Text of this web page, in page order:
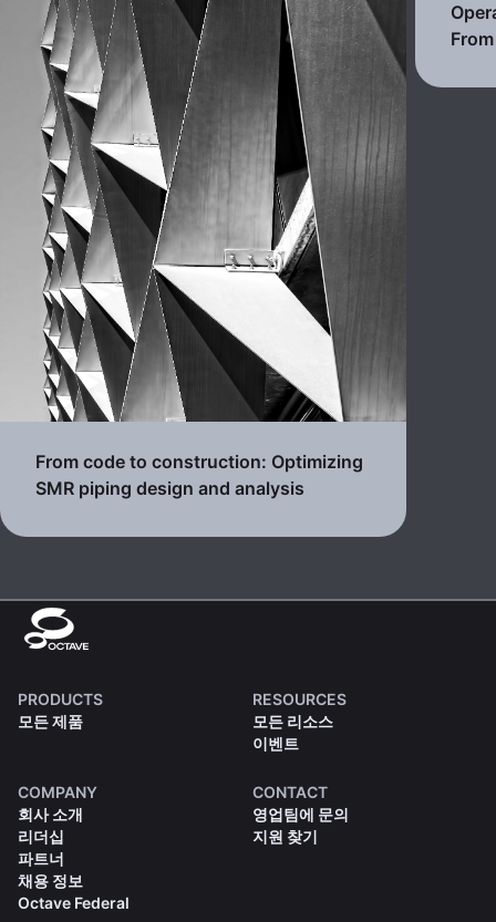
From code to construction: Optimizing
SMR piping design and analysis
PRODUCTS
모든 제품
RESOURCES
모든 리소스
이벤트
COMPANY
회사 소개
리더십
파트너
채용 정보
Octave Federal
CONTACT
영업팀에 문의
지원 찾기